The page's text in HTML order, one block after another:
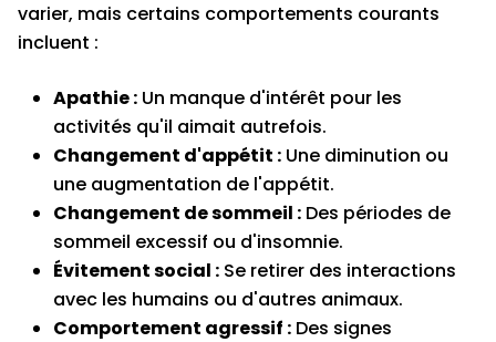
varier, mais certains comportements courants
incluent :
Apathie : Un manque d'intérêt pour les
activités qu'il aimait autrefois.
Changement d'appétit : Une diminution ou
une augmentation de l'appétit.
Changement de sommeil : Des périodes de
sommeil excessif ou d'insomnie.
Évitement social : Se retirer des interactions
avec les humains ou d'autres animaux.
Comportement agressif : Des signes